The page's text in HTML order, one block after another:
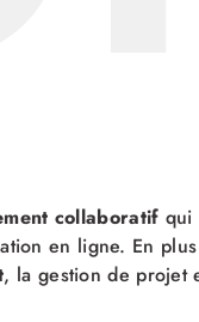
collaboratif qui
en ligne. En
, la gestion de projet